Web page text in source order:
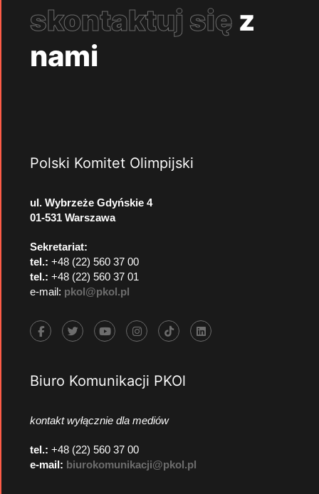
skontaktuj się z
nami
Polski Komitet Olimpijski
ul. Wybrzeże Gdyńskie 4
01-531 Warszawa
Sekretariat:
tel.: +48 (22) 560 37 00
tel.: +48 (22) 560 37 01
e-mail: pkol@pkol.pl
Biuro Komunikacji PKOl
kontakt wyłącznie dla mediów
tel.: +48 (22) 560 37 00
e-mail: biurokomunikacji@pkol.pl